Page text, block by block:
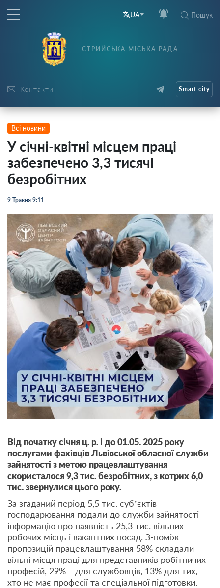
UA Пошук
Контакти
СТРИЙСЬКА МІСЬКА РАДА
Smart city
Всі новини
У січні-квітні місцем праці
забезпечено 3,3 тисячі
безробітних
9 Травня 9:11
Від початку січня ц. р. і до 01.05. 2025 року
послугами фахівців Львівської обласної служби
зайнятості з метою працевлаштування
скористалося 9,3 тис. безробітних, з котрих 6,0
тис. звернулися цього року.
За згаданий період 5,5 тис. суб’єктів
господарювання подали до служби зайнятості
інформацію про наявність 25,3 тис. вільних
робочих місць і вакантних посад. З-поміж
пропозицій працевлаштування 58% складали
вільні місця праці для представників робітничих
професій, 29% – для службовців, 13% для тих,
хто не має професії та спеціальної підготовки.